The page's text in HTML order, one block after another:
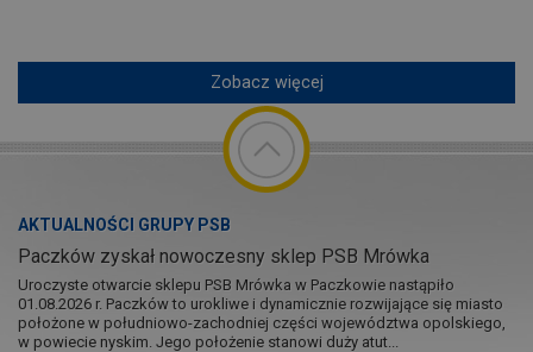
Zobacz więcej
AKTUALNOŚCI GRUPY PSB
Paczków zyskał nowoczesny sklep PSB Mrówka
Uroczyste otwarcie sklepu PSB Mrówka w Paczkowie nastąpiło
01.08.2026 r. Paczków to urokliwe i dynamicznie rozwijające się miasto
położone w południowo-zachodniej części województwa opolskiego,
w powiecie nyskim. Jego położenie stanowi duży atut...